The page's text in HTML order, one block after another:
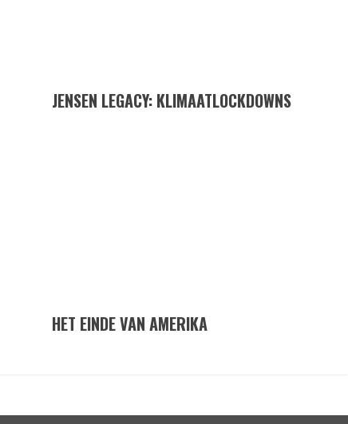
JENSEN LEGACY: KLIMAATLOCKDOWNS
HET EINDE VAN AMERIKA